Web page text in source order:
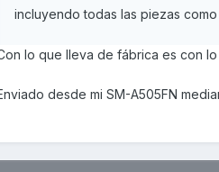
incluyendo todas las piezas
lo que lleva de fábrica es con
desde mi SM-A505FN